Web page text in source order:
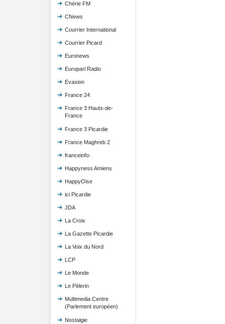
Chérie FM
CNews
Courrier International
Courrier Picard
Euronews
Europarl Radio
Evasion
France 24
France 3 Hauts-de-
France
France 3 Picardie
France Maghreb 2
franceinfo:
Happyness Amiens
HappyOise
ici Picardie
JDA
La Croix
La Gazette Picardie
La Voix du Nord
LCP
Le Monde
Le Pèlerin
Multimedia Centre
(Parlement européen)
Nostalgie